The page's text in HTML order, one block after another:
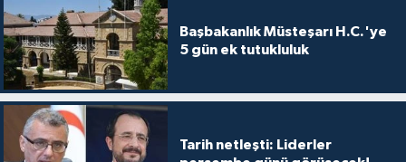
Başbakanlık Müsteşarı H.C.'ye
5 gün ek tutukluluk
Tarih netleşti: Liderler